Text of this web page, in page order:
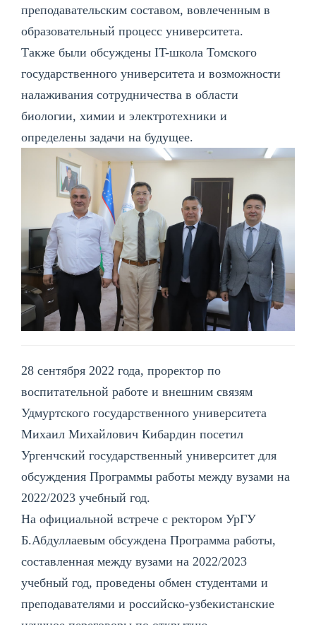
преподавательским составом, вовлеченным в
образовательный процесс университета.
Также были обсуждены IT-школа Томского
государственного университета и возможности
налаживания сотрудничества в области
биологии, химии и электротехники и
определены задачи на будущее.
28 сентября 2022 года, проректор по
воспитательной работе и внешним связям
Удмуртского государственного университета
Михаил Михайлович Кибардин посетил
Ургенчский государственный университет для
обсуждения Программы работы между вузами на
2022/2023 учебный год.
На официальной встрече с ректором УрГУ
Б.Абдуллаевым обсуждена Программа работы,
составленная между вузами на 2022/2023
учебный год, проведены обмен студентами и
преподавателями и российско-узбекистанские